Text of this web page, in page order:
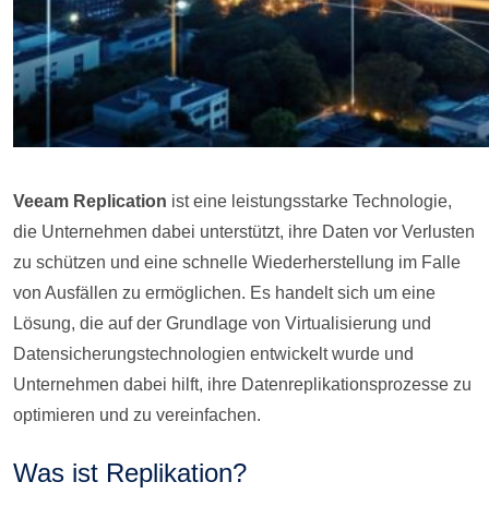
Veeam Replication ist eine leistungsstarke Technologie,
die Unternehmen dabei unterstützt, ihre Daten vor Verlusten
zu schützen und eine schnelle Wiederherstellung im Falle
von Ausfällen zu ermöglichen. Es handelt sich um eine
Lösung, die auf der Grundlage von Virtualisierung und
Datensicherungstechnologien entwickelt wurde und
Unternehmen dabei hilft, ihre Datenreplikationsprozesse zu
optimieren und zu vereinfachen.
Was ist Replikation?